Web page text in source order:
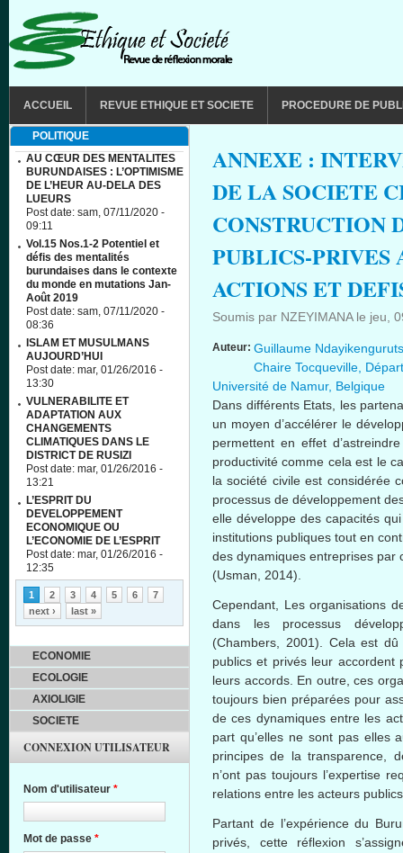
ACCUEIL REVUE ETHIQUE ET SOCIETE PROCEDURE DE
ANNEXE :
DE LA SOCIETE
CONSTRUCTION
PUBLICS-PRIVES
ACTIONS ET
Soumis par NZEYIMANAle jeu,
Auteur: Guillaume
Chaire Tocqueville,
Université de Namur, Belgique
Dans différents Etats, les
un moyen d’accélérer le
permettent en effet
productivité comme cela est le
la société civile est considérée
processus de développement
elle développe des capacités
institutions publiques tout en
des dynamiques entreprises par
(Usman, 2014).
Cependant, Les organisations
dans les processus
(Chambers, 2001). Cela est
publics et privés leur accordent
leurs accords. En outre, ces
toujours bien préparées pour
de ces dynamiques entre les
part qu’elles ne sont pas elles
principes de la transparence,
n’ont pas toujours l’expertise
relations entre les acteurs
Partant de l’expérience du
privés, cette réflexion
POLITIQUE
AU CŒUR DES MENTALITES
BURUNDAISES : L’OPTIMISME
DE L’HEUR AU-DELA DES
LUEURS
Post date: sam, 07/11/2020 -
09:11
Vol.15 Nos.1-2 Potentiel et
défis des mentalités
burundaises dans le contexte
du monde en mutations Jan-
Août 2019
Post date: sam, 07/11/2020 -
08:36
ISLAM ET MUSULMANS
AUJOURD’HUI
Post date: mar, 01/26/2016 -
13:30
VULNERABILITE ET
ADAPTATION AUX
CHANGEMENTS
CLIMATIQUES DANS LE
DISTRICT DE RUSIZI
Post date: mar, 01/26/2016 -
13:21
L’ESPRIT DU
DEVELOPPEMENT
ECONOMIQUE OU
L’ECONOMIE DE L’ESPRIT
Post date: mar, 01/26/2016 -
12:35
Pages
1 2 3 4 5 6
7
next ›
last »
ECONOMIE
ECOLOGIE
AXIOLIGIE
SOCIETE
CONNEXION UTILISATEUR
Nom d'utilisateur *
Mot de passe *